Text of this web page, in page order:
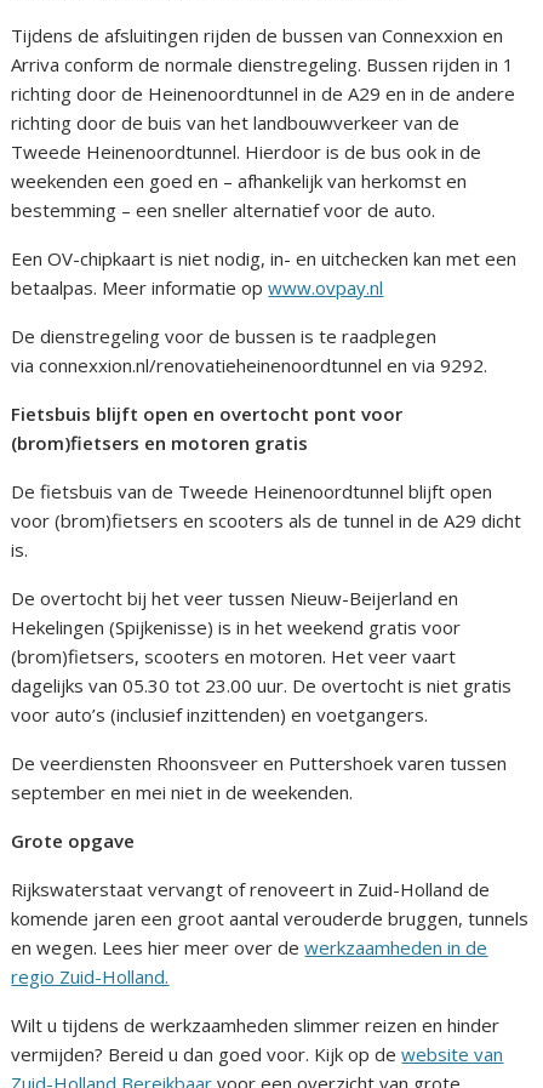
Tijdens de afsluitingen rijden de bussen van Connexxion en
Arriva conform de normale dienstregeling. Bussen rijden in 1
richting door de Heinenoordtunnel in de A29 en in de andere
richting door de buis van het landbouwverkeer van de
Tweede Heinenoordtunnel. Hierdoor is de bus ook in de
weekenden een goed en – afhankelijk van herkomst en
bestemming – een sneller alternatief voor de auto.
Een OV-chipkaart is niet nodig, in- en uitchecken kan met een
betaalpas. Meer informatie opwww.ovpay.nl
De dienstregeling voor de bussen is te raadplegen
via connexxion.nl/renovatieheinenoordtunnel en via 9292.
Fietsbuis blijft open en overtocht pont voor
(brom)fietsers en motoren gratis
De fietsbuis van de Tweede Heinenoordtunnel blijft open
voor (brom)fietsers en scooters als de tunnel in de A29 dicht
is.
De overtocht bij het veer tussen Nieuw-Beijerland en
Hekelingen (Spijkenisse) is in het weekend gratis voor
(brom)fietsers, scooters en motoren. Het veer vaart
dagelijks van 05.30 tot 23.00 uur. De overtocht is niet gratis
voor auto’s (inclusief inzittenden) en voetgangers.
De veerdiensten Rhoonsveer en Puttershoek varen tussen
september en mei niet in de weekenden.
Grote opgave
Rijkswaterstaat vervangt of renoveert in Zuid-Holland de
komende jaren een groot aantal verouderde bruggen, tunnels
en wegen. Lees hier meer over dewerkzaamheden in de
regio Zuid-Holland.
Wilt u tijdens de werkzaamheden slimmer reizen en hinder
vermijden? Bereid u dan goed voor. Kijk op dewebsite van
Zuid-Holland Bereikbaar voor een overzicht van grote